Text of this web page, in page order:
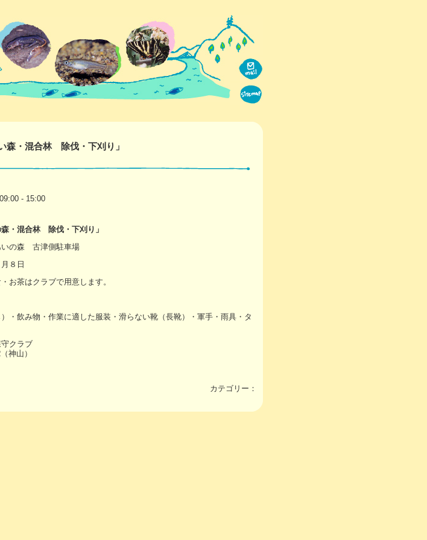
森・混合林 除伐・下刈り」
- 15:00
・混合林 除伐・下刈り」
の森 古津側駐車場
８日
お茶はクラブで用意します。
・飲み物・作業に適した服装・滑らない靴（長靴）・軍手・雨具・タ
クラブ
神山）
カテゴリー：